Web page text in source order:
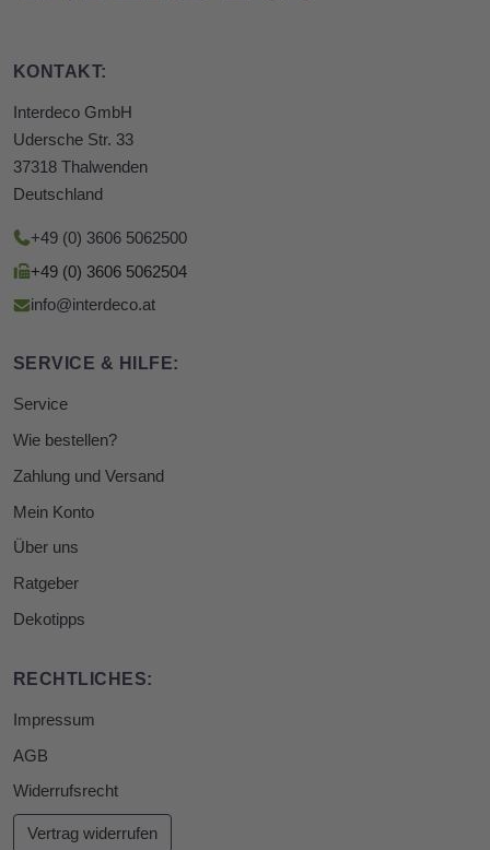
KONTAKT:
Interdeco GmbH
Udersche Str. 33
37318 Thalwenden
Deutschland
+49 (0) 3606 5062500
+49 (0) 3606 5062504
info@interdeco.at
SERVICE & HILFE:
Service
Wie bestellen?
Zahlung und Versand
Mein Konto
Über uns
Ratgeber
Dekotipps
RECHTLICHES:
Impressum
AGB
Widerrufsrecht
Vertrag widerrufen